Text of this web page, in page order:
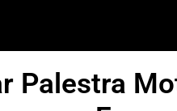
Palestra